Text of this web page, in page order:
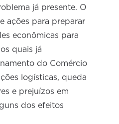
já presente. O
ações para preparar
econômicas para
quais já
do Comércio
logísticas, queda
e prejuízos em
dos efeitos